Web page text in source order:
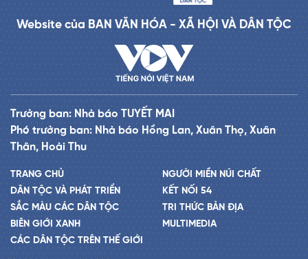
Website của BAN VĂN HÓA - XÃ HỘI VÀ DÂN TỘC
Trưởng ban: Nhà báo TUYẾT MAI
Phó trưởng ban: Nhà báo Hồng Lan, Xuân Thọ, Xuân
Thân, Hoài Thu
TRANG CHỦ
DÂN TỘC VÀ PHÁT TRIỂN
SẮC MÀU CÁC DÂN TỘC
BIÊN GIỚI XANH
CÁC DÂN TỘC TRÊN THẾ GIỚI
NGƯỜI MIỀN NÚI CHẤT
KẾT NỐI 54
TRI THỨC BẢN ĐỊA
MULTIMEDIA